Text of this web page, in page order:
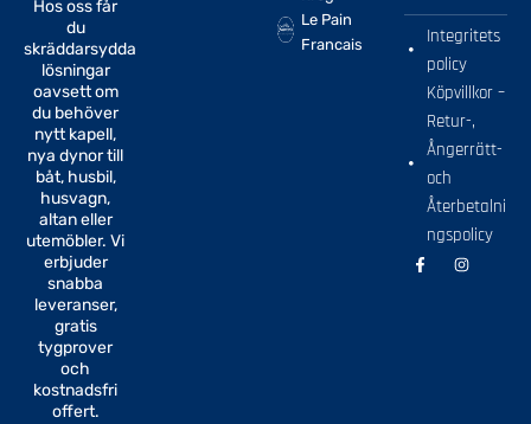
Hos oss får
du
skräddarsydda
lösningar
oavsett om
du behöver
nytt kapell,
nya dynor till
båt, husbil,
husvagn,
altan eller
utemöbler. Vi
erbjuder
snabba
leveranser,
gratis
tygprover
och
kostnadsfri
offert.
Le Pain
Francais
Integritets
policy
Köpvillkor –
Retur-,
Ångerrätt-
och
Återbetalni
ngspolicy
F
a
I
n